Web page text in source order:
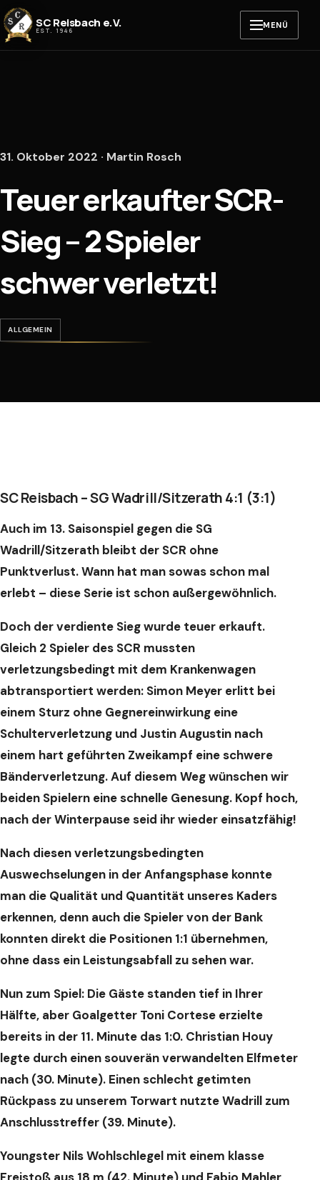
Zum Inhalt springen
SC Reisbach e.V.
EST. 1946 MENÜ
31. Oktober 2022 · Martin Rosch
Teuer erkaufter SCR-
Sieg – 2 Spieler
schwer verletzt!
ALLGEMEIN
SC Reisbach – SG Wadrill/Sitzerath 4:1 (3:1)
Auch im 13. Saisonspiel gegen die SG
Wadrill/Sitzerath bleibt der SCR ohne
Punktverlust. Wann hat man sowas schon mal
erlebt – diese Serie ist schon außergewöhnlich.
Doch der verdiente Sieg wurde teuer erkauft.
Gleich 2 Spieler des SCR mussten
verletzungsbedingt mit dem Krankenwagen
abtransportiert werden: Simon Meyer erlitt bei
einem Sturz ohne Gegnereinwirkung eine
Schulterverletzung und Justin Augustin nach
einem hart geführten Zweikampf eine schwere
Bänderverletzung. Auf diesem Weg wünschen wir
beiden Spielern eine schnelle Genesung. Kopf hoch,
nach der Winterpause seid ihr wieder einsatzfähig!
Nach diesen verletzungsbedingten
Auswechselungen in der Anfangsphase konnte
man die Qualität und Quantität unseres Kaders
erkennen, denn auch die Spieler von der Bank
konnten direkt die Positionen 1:1 übernehmen,
ohne dass ein Leistungsabfall zu sehen war.
Nun zum Spiel: Die Gäste standen tief in Ihrer
Hälfte, aber Goalgetter Toni Cortese erzielte
bereits in der 11. Minute das 1:0. Christian Houy
legte durch einen souverän verwandelten Elfmeter
nach (30. Minute). Einen schlecht getimten
Rückpass zu unserem Torwart nutzte Wadrill zum
Anschlusstreffer (39. Minute).
Youngster Nils Wohlschlegel mit einem klasse